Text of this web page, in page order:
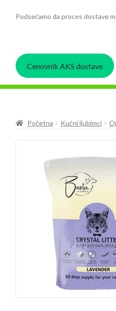
Podsećamo da proces dostave
Cenovnik AKS dostave
Početna Kućni ljubimci